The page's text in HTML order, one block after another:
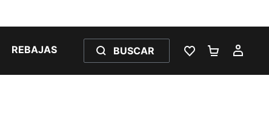
REBAJAS BUSCAR
LISTA DE